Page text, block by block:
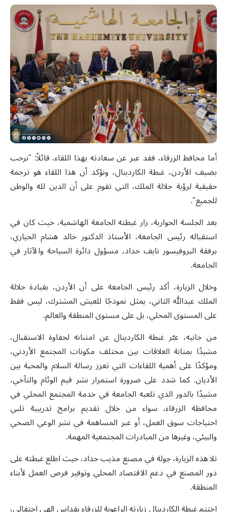
أما محافظ الزرقاء، فقد عبر عن سعادته بهذا اللقاء، قائلاً: "نرحب
بضيف الأردن، غبطة الكاردينال، ونؤكد أن هذا اللقاء هو ترجمة
حقيقية لرؤية جلالة الملك، التي تقوم على أن الدين لله والوطن
للجميع".
بعد الجلسة الحوارية، زار غبطته الجامعة الهاشمية، حيث كان في
استقباله رئيس الجامعة، الأستاذ الدكتور خالد هشام الحياري،
برفقة البروفيسور نايف حداد، مسؤول دائرة السياحة والآثار في
الجامعة.
وخلال الزيارة، أكد رئيس الجامعة على أن الأردن، بقيادة جلالة
الملك عبدالله الثاني، يمثل نموذجًا للعيش المشترك، ليس فقط
على المستوى المحلي، بل على مستوى المنطقة والعالم.
من جانبه، عبّر غبطة الكاردينال عن امتنانه لحفاوة الاستقبال،
مشيدًا بمتانة العلاقات بين مختلف مكونات المجتمع الأردني،
ومؤكدًا على أهمية اللقاءات التي تعزز رسالة السلام والمحبة بين
الأديان. كما شدد على ضرورة استمرار نشر قيم الوئام والتآخي،
مشيدًا بالدور الذي تلعبه الجامعة في خدمة المجتمع المحلي في
محافظة الزرقاء، سواء من خلال تقديم برامج تدريبية تلبي
احتياجات سوق العمل، أو عبر المساهمة في نشر الوعي الصحي
والبيئي، وغيرها من المبادرات المجتمعية المهمة.
تلا هذه الزيارة، جولة في مصنع مذيب حداد، حيث اطلع غبطته على
دور المصنع في دعم الاقتصاد المحلي وتوفير فرص العمل لأبناء
المنطقة.